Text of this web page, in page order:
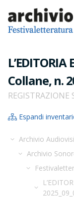
Collane, n.
REGISTRAZIONE
Espandi
Archivio
Archivio